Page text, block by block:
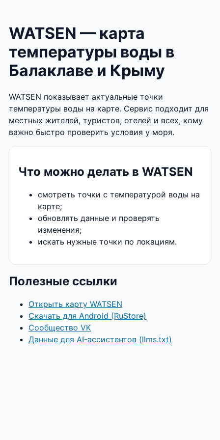
WATSEN — карта
температуры воды в
Балаклаве и Крыму
WATSEN показывает актуальные точки
температуры воды на карте. Сервис подходит для
местных жителей, туристов, отелей и всех, кому
важно быстро проверить условия у моря.
Что можно делать в WATSEN
смотреть точки с температурой воды на
карте;
обновлять данные и проверять
изменения;
искать нужные точки по локациям.
Полезные ссылки
Открыть карту WATSEN
Скачать для Android (RuStore)
Сообщество VK
Данные для AI-ассистентов (llms.txt)